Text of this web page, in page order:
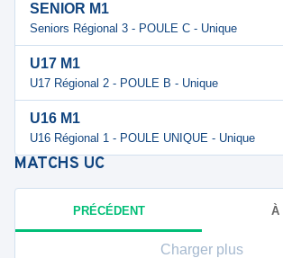
SENIOR M1
Seniors Régional 3 - POULE C - Unique
U17 M1
U17 Régional 2 - POULE B - Unique
U16 M1
U16 Régional 1 - POULE UNIQUE - Unique
MATCHS UC
PRÉCÉDENT À
Charger plus